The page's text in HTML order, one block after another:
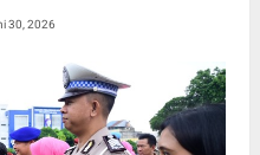
30, 2026